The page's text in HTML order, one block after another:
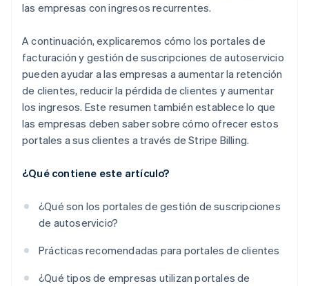
las empresas con ingresos recurrentes.
A continuación, explicaremos cómo los portales de
facturación y gestión de suscripciones de autoservicio
pueden ayudar a las empresas a aumentar la retención
de clientes, reducir la pérdida de clientes y aumentar
los ingresos. Este resumen también establece lo que
las empresas deben saber sobre cómo ofrecer estos
portales a sus clientes a través de Stripe Billing.
¿Qué contiene este artículo?
¿Qué son los portales de gestión de suscripciones
de autoservicio?
Prácticas recomendadas para portales de clientes
¿Qué tipos de empresas utilizan portales de